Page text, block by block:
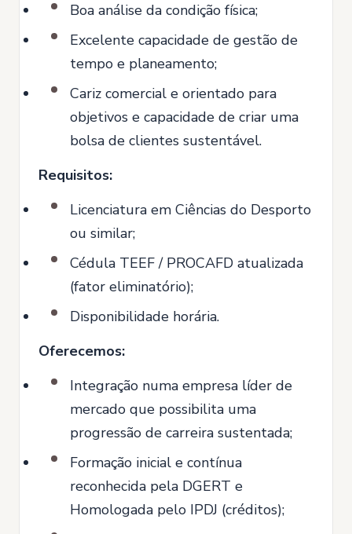
Boa análise da condição física;
Excelente capacidade de gestão de
tempo e planeamento;
Cariz comercial e orientado para
objetivos e capacidade de criar uma
bolsa de clientes sustentável.
Requisitos:
Licenciatura em Ciências do Desporto
ou similar;
Cédula TEEF / PROCAFD atualizada
(fator eliminatório);
Disponibilidade horária.
Oferecemos:
Integração numa empresa líder de
mercado que possibilita uma
progressão de carreira sustentada;
Formação inicial e contínua
reconhecida pela DGERT e
Homologada pelo IPDJ (créditos);